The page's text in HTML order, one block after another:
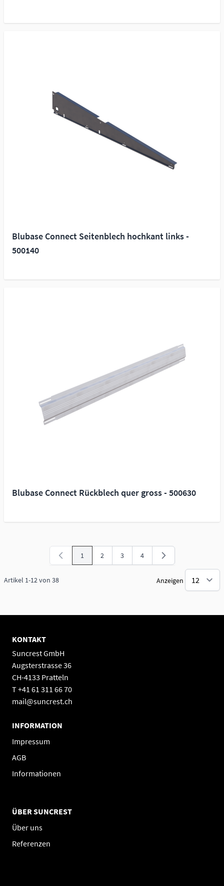
Blubase Connect Seitenblech hochkant links -
500140
Blubase Connect Rückblech quer gross - 500630
Artikel 1-12von 38
Sie lesen gerade Seite
1 Seite
2 Seite
3 Seite
4
Anzeigen
KONTAKT
Suncrest GmbH
Augsterstrasse 36
CH-4133 Pratteln
T +41 61 311 66 70
mail@suncrest.ch
INFORMATION
Impressum
AGB
Informationen
ÜBER SUNCREST
Über uns
Referenzen